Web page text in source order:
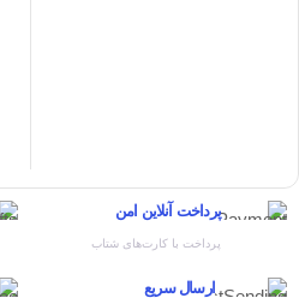
پرداخت آنلاین امن
پرداخت با کارت‌های شتاب
ارسال سریع